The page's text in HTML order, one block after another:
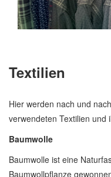
Textilien
Hier werden nach und
verwendeten Textilien und
Baumwolle
Baumwolle ist eine
Baumwollpflanze